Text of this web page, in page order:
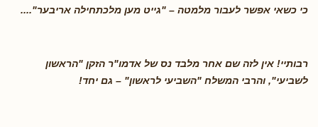
כי כשאי אפשר לעבור מלמטה – "גייט מען מלכתחילה אריבער"....
רבותיי! אין לזה שם אחר מלבד נס של אדמו"ר הזקן "הראשון
לשביעי", והרבי המשלח "השביעי לראשון" – גם יחד!